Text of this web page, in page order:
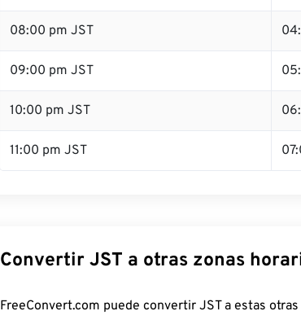
08:00 pm JST
09:00 pm JST
10:00 pm JST
11:00 pm JST
Convertir JST a otras zonas
FreeConvert.com puede convertir JST a estas